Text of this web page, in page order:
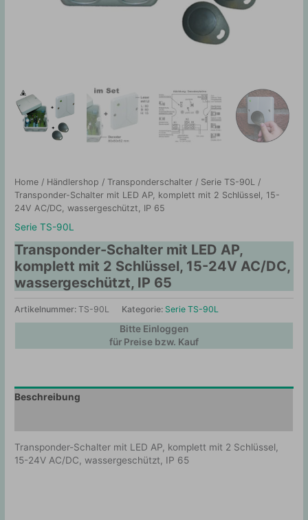
Home / Händlershop /Transponderschalter / Serie TS-90L
/
Transponder-Schalter mit LED AP, komplett mit 2 Schlüssel, 15-
24V AC/DC, wassergeschützt, IP 65
Serie TS-90L
Transponder-Schalter mit LED AP,
komplett mit 2 Schlüssel, 15-24V AC/DC,
wassergeschützt, IP 65
Artikelnummer:TS-90L Kategorie: Serie TS-90L
Bitte Einloggen
für Preise bzw. Kauf
Beschreibung
Transponder-Schalter mit LED AP, komplett mit 2 Schlüssel,
15-24V AC/DC, wassergeschützt, IP 65